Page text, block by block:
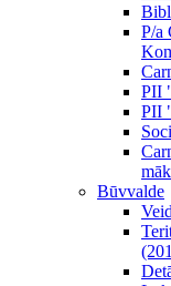
P/a
PII
PII
Būvvalde